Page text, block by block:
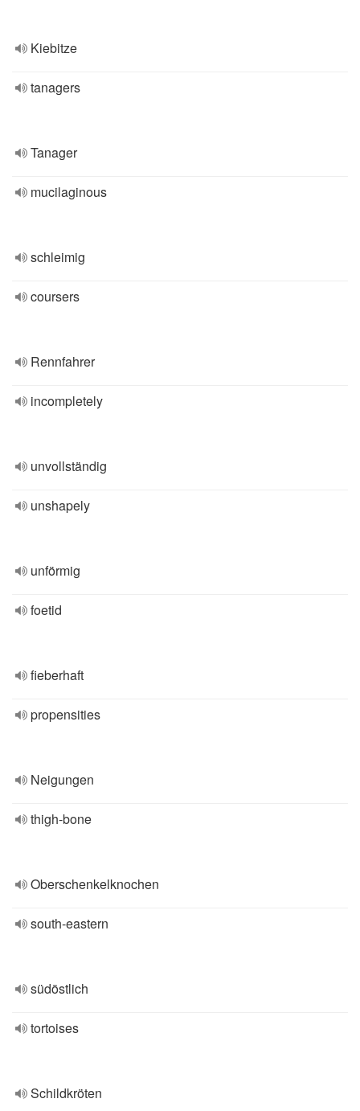
Kiebitze
tanagers
Tanager
mucilaginous
schleimig
coursers
Rennfahrer
incompletely
unvollständig
unshapely
unförmig
foetid
fieberhaft
propensities
Neigungen
thigh-bone
Oberschenkelknochen
south-eastern
südöstlich
tortoises
Schildkröten